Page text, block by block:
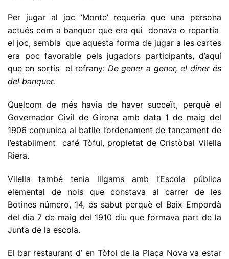
Per jugar al joc ‘Monte’ requeria que una persona
actués com a banquer que era qui donava o repartia
el joc, sembla que aquesta forma de jugar a les cartes
era poc favorable pels jugadors participants, d’aquí
que en sortís el refrany: De gener a gener, el diner és
del banquer.
Quelcom de més havia de haver succeït, perquè el
Governador Civil de Girona amb data 1 de maig del
1906 comunica al batlle l’ordenament de tancament de
l’establiment café Tòful, propietat de Cristòbal Vilella
Riera.
Vilella també tenia lligams amb l’Escola pública
elemental de nois que constava al carrer de les
Botines número, 14, és sabut perquè el Baix Empordà
del dia 7 de maig del 1910 diu que formava part de la
Junta de la escola.
El bar restaurant d’ en Tòfol de la Plaça Nova va estar